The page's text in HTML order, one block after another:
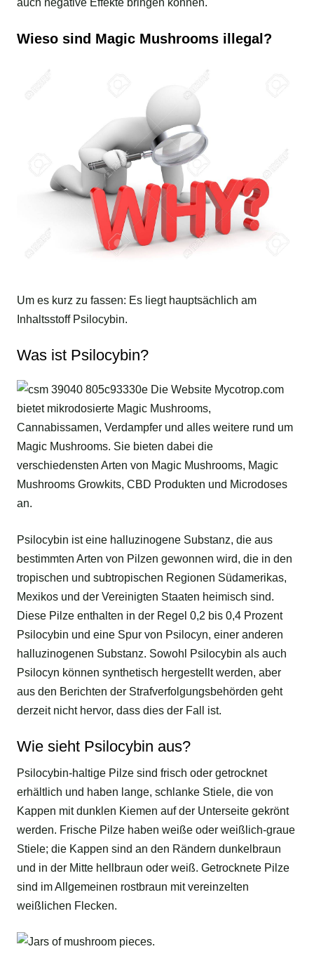
Wieso sind Magic Mushrooms illegal?
Um es kurz zu fassen: Es liegt hauptsächlich am
Inhaltsstoff Psilocybin.
Was ist Psilocybin?
Psilocybin ist eine halluzinogene Substanz, die aus
bestimmten Arten von Pilzen gewonnen wird, die in den
tropischen und subtropischen Regionen Südamerikas,
Mexikos und der Vereinigten Staaten heimisch sind.
Diese Pilze enthalten in der Regel 0,2 bis 0,4 Prozent
Psilocybin und eine Spur von Psilocyn, einer anderen
halluzinogenen Substanz. Sowohl Psilocybin als auch
Psilocyn können synthetisch hergestellt werden, aber
aus den Berichten der Strafverfolgungsbehörden geht
derzeit nicht hervor, dass dies der Fall ist.
Wie sieht Psilocybin aus?
Psilocybin-haltige Pilze sind frisch oder getrocknet
erhältlich und haben lange, schlanke Stiele, die von
Kappen mit dunklen Kiemen auf der Unterseite gekrönt
werden. Frische Pilze haben weiße oder weißlich-graue
Stiele; die Kappen sind an den Rändern dunkelbraun
und in der Mitte hellbraun oder weiß. Getrocknete Pilze
sind im Allgemeinen rostbraun mit vereinzelten
weißlichen Flecken.